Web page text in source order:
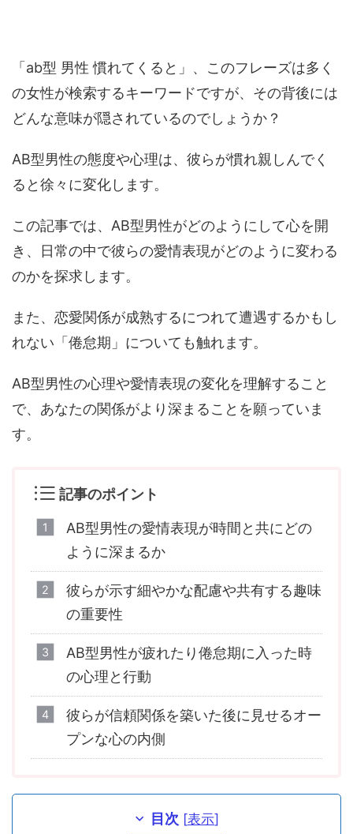
「ab型 男性 慣れてくると」、このフレーズは多く
の女性が検索するキーワードですが、その背後には
どんな意味が隠されているのでしょうか？
AB型男性の態度や心理は、彼らが慣れ親しんでく
ると徐々に変化します。
この記事では、AB型男性がどのようにして心を開
き、日常の中で彼らの愛情表現がどのように変わる
のかを探求します。
また、恋愛関係が成熟するにつれて遭遇するかもし
れない「倦怠期」についても触れます。
AB型男性の心理や愛情表現の変化を理解すること
で、あなたの関係がより深まることを願っていま
す。
記事のポイント
AB型男性の愛情表現が時間と共にどの
ように深まるか
彼らが示す細やかな配慮や共有する趣味
の重要性
AB型男性が疲れたり倦怠期に入った時
の心理と行動
彼らが信頼関係を築いた後に見せるオー
プンな心の内側
目次 [表示]